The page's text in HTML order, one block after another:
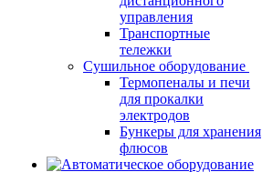
управления
Транспортные
тележки
Сушильное оборудование
Термопеналы и печи
для прокалки
электродов
Бункеры для хранения
флюсов